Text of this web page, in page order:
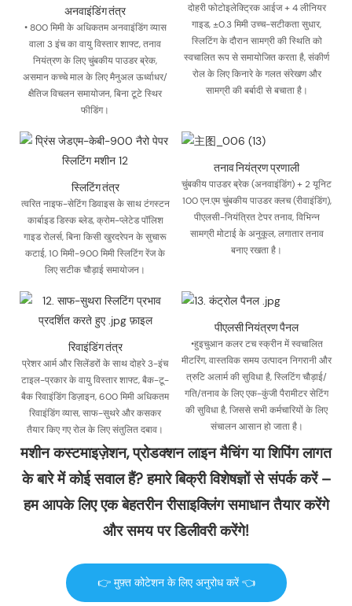
अनवाइंडिंग तंत्र
• 800 मिमी के अधिकतम अनवाइंडिंग व्यास
वाला 3 इंच का वायु विस्तार शाफ्ट, तनाव
नियंत्रण के लिए चुंबकीय पाउडर ब्रेक,
असमान कच्चे माल के लिए मैनुअल ऊर्ध्वाधर/
क्षैतिज विचलन समायोजन, बिना टूटे स्थिर
फीडिंग।
दोहरी फोटोइलेक्ट्रिक आईज + 4 लीनियर
गाइड, ±0.3 मिमी उच्च-सटीकता सुधार,
स्लिटिंग के दौरान सामग्री की स्थिति को
स्वचालित रूप से समायोजित करता है, संकीर्ण
रोल के लिए किनारे के गलत संरेखण और
सामग्री की बर्बादी से बचाता है।
स्लिटिंग तंत्र
त्वरित नाइफ-सेटिंग डिवाइस के साथ टंगस्टन
कार्बाइड डिस्क ब्लेड, क्रोम-प्लेटेड पॉलिश
गाइड रोलर्स, बिना किसी खुरदरेपन के सुचारू
कटाई, 10 मिमी-900 मिमी स्लिटिंग रेंज के
लिए सटीक चौड़ाई समायोजन।
तनाव नियंत्रण प्रणाली
चुंबकीय पाउडर ब्रेक (अनवाइंडिंग) + 2 यूनिट
100 एन.एम चुंबकीय पाउडर क्लच (रीवाइंडिंग),
पीएलसी-नियंत्रित टेपर तनाव, विभिन्न
सामग्री मोटाई के अनुकूल, लगातार तनाव
बनाए रखता है।
रिवाइंडिंग तंत्र
प्रेशर आर्म और सिलेंडरों के साथ दोहरे 3-इंच
टाइल-प्रकार के वायु विस्तार शाफ्ट, बैक-टू-
बैक रिवाइंडिंग डिज़ाइन, 600 मिमी अधिकतम
रिवाइंडिंग व्यास, साफ-सुथरे और कसकर
तैयार किए गए रोल के लिए संतुलित दबाव।
पीएलसी नियंत्रण पैनल
•हुइचुआन कलर टच स्क्रीन में स्वचालित
मीटरिंग, वास्तविक समय उत्पादन निगरानी और
त्रुटि अलार्म की सुविधा है, स्लिटिंग चौड़ाई/
गति/तनाव के लिए एक-कुंजी पैरामीटर सेटिंग
की सुविधा है, जिससे सभी कर्मचारियों के लिए
संचालन आसान हो जाता है।
मशीन कस्टमाइज़ेशन, प्रोडक्शन लाइन मैचिंग या शिपिंग लागत
के बारे में कोई सवाल हैं? हमारे बिक्री विशेषज्ञों से संपर्क करें –
हम आपके लिए एक बेहतरीन रीसाइक्लिंग समाधान तैयार करेंगे
और समय पर डिलीवरी करेंगे!
👉 मुफ़्त कोटेशन के लिए अनुरोध करें 👈